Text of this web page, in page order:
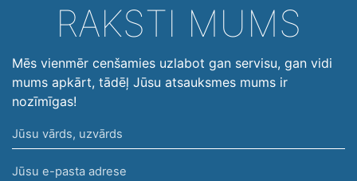
RAKSTI MUMS
Mēs vienmēr cenšamies uzlabot gan servisu, gan vidi
mums apkārt, tādēļ Jūsu atsauksmes mums ir
nozīmīgas!
Jūsu
vārds,
uzvārds
Jūsu